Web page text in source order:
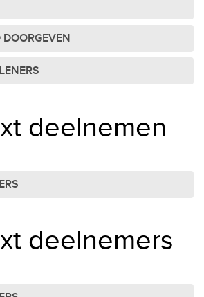
deelnemen
deelnemers